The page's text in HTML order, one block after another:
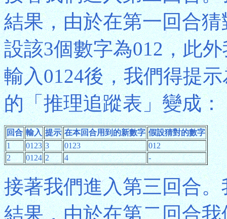
結果，由於在第一回合
設該3個數字為012，此
輸入0124後，我們得提
的「推理追蹤表」變成：
回合 輸入 提示 在本回合用到的新數字 假設猜對的數字
1
0123 3 0123
012
2
0124 2 4 -
接著我們進入第三回合
結果，由於在第二回合